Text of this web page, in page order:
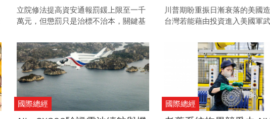
立院修法提高資安通報罰鍰上限至一千
萬元，但懲罰只是治標不治本，關鍵基
通報與人才，方能提升防禦韌性。
川普期盼重振日漸衰落的美國
台灣若能藉由投資進入美國軍
降低關稅的談判空間，一舉多
國際總經 國際總經